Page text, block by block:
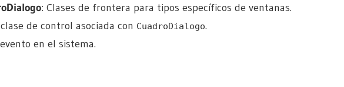
: Clases de frontera para tipos específicos de ventanas.
de control asociada con CuadroDialogo.
en el sistema.